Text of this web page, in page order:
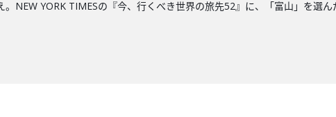
NEW YORK TIMESの『今、行くべき世界の旅先52』に、「富山」を選